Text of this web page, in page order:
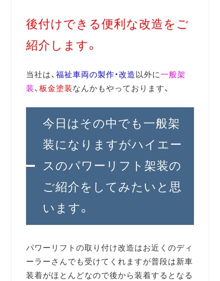
後付けできる便利な改造をご
紹介します。
当社は、福祉車両の製作・改造以外に一般架
装、板金塗装なんかもやっております、
今日はその中でも一般架
装になりますがハイエー
スのパワーリフト架装の
ご紹介をしてみたいと思
います。
パワーリフトの取り付け改造はお近くのディ
ーラーさんでも受けてくれますが普段は新車
装着がほとんどなので後から装着するとなる